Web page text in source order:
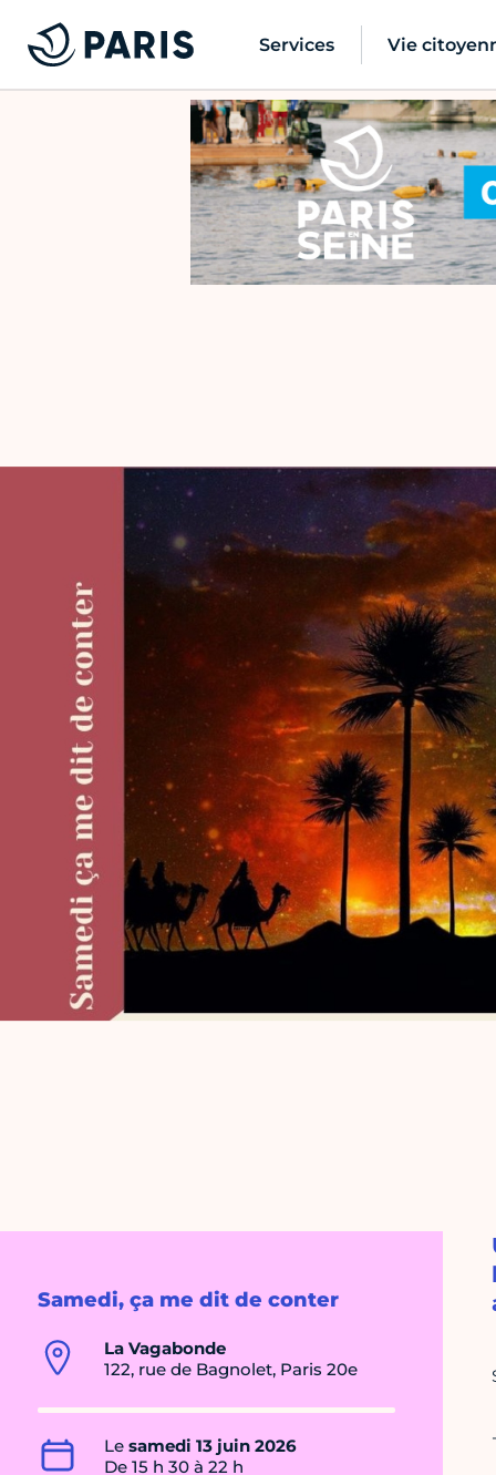
Services Vie
Samedi, ça me dit de conter
La Vagabonde
122, rue de Bagnolet, Paris 20e
Le samedi 13 juin 2026
De 15 h 30 à 22 h